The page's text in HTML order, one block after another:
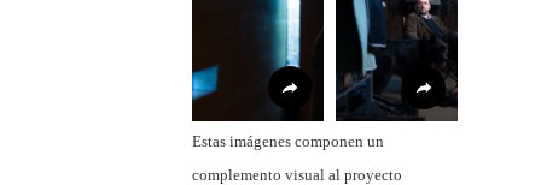
Estas imágenes componen un
complemento visual al proyecto